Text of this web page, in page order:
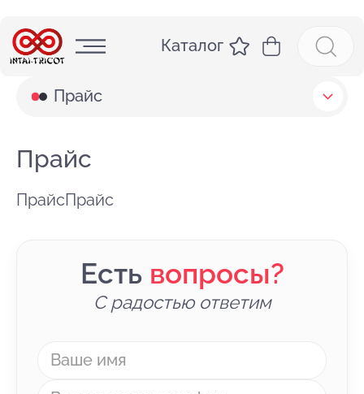
Каталог
Прайс
Прайс
ПрайсПрайс
Есть вопросы?
С радостью ответим